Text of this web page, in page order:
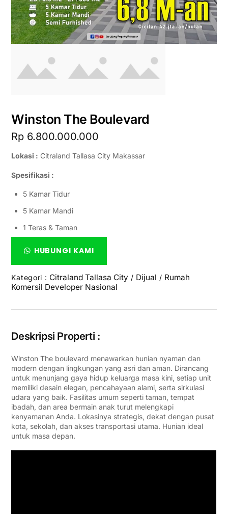
Winston The Boulevard
Rp 6.800.000.000
Lokasi : Citraland Tallasa City Makassar
Spesifikasi :
5 Kamar Tidur
5 Kamar Mandi
1 Teras & Taman
HUBUNGI KAMI
Kategori : Citraland Tallasa City / Dijual / Rumah
Komersil Developer Nasional
Deskripsi Properti :
Winston The boulevard menawarkan hunian nyaman dan
modern dengan lingkungan yang asri dan aman. Dirancang
untuk menunjang gaya hidup keluarga masa kini, setiap unit
memiliki desain elegan, pencahayaan alami, serta sirkulasi
udara yang baik. Fasilitas umum seperti taman, tempat
ibadah, dan area bermain anak turut melengkapi
kenyamanan Anda. Lokasinya strategis, dekat dengan pusat
kota, sekolah, dan akses transportasi utama. Hunian ideal
untuk masa depan.